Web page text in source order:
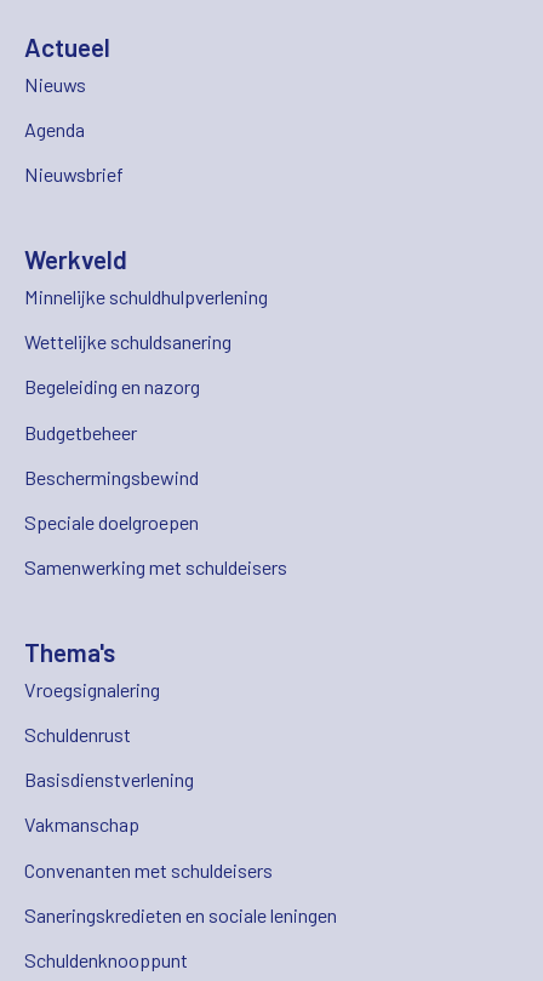
Actueel
Nieuws
Agenda
Nieuwsbrief
Werkveld
Minnelijke schuldhulpverlening
Wettelijke schuldsanering
Begeleiding en nazorg
Budgetbeheer
Beschermingsbewind
Speciale doelgroepen
Samenwerking met schuldeisers
Thema's
Vroegsignalering
Schuldenrust
Basisdienstverlening
Vakmanschap
Convenanten met schuldeisers
Saneringskredieten en sociale leningen
Schuldenknooppunt